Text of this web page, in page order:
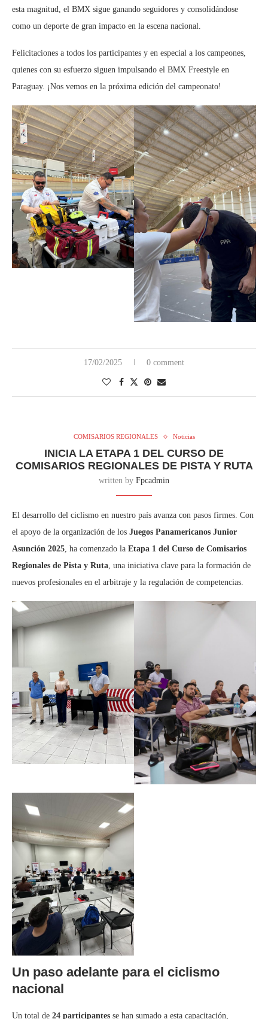
esta magnitud, el BMX sigue ganando seguidores y consolidándose
como un deporte de gran impacto en la escena nacional.
Felicitaciones a todos los participantes y en especial a los campeones,
quienes con su esfuerzo siguen impulsando el BMX Freestyle en
Paraguay. ¡Nos vemos en la próxima edición del campeonato!
17/02/2025 0 comment
COMISARIOS REGIONALES Noticias
INICIA LA ETAPA 1 DEL CURSO DE
COMISARIOS REGIONALES DE PISTA Y RUTA
written by Fpcadmin
El desarrollo del ciclismo en nuestro país avanza con pasos firmes. Con
el apoyo de la organización de los Juegos Panamericanos Junior
Asunción 2025, ha comenzado la Etapa 1 del Curso de Comisarios
Regionales de Pista y Ruta, una iniciativa clave para la formación de
nuevos profesionales en el arbitraje y la regulación de competencias.
Un paso adelante para el ciclismo
nacional
Un total de 24 participantes se han sumado a esta capacitación,